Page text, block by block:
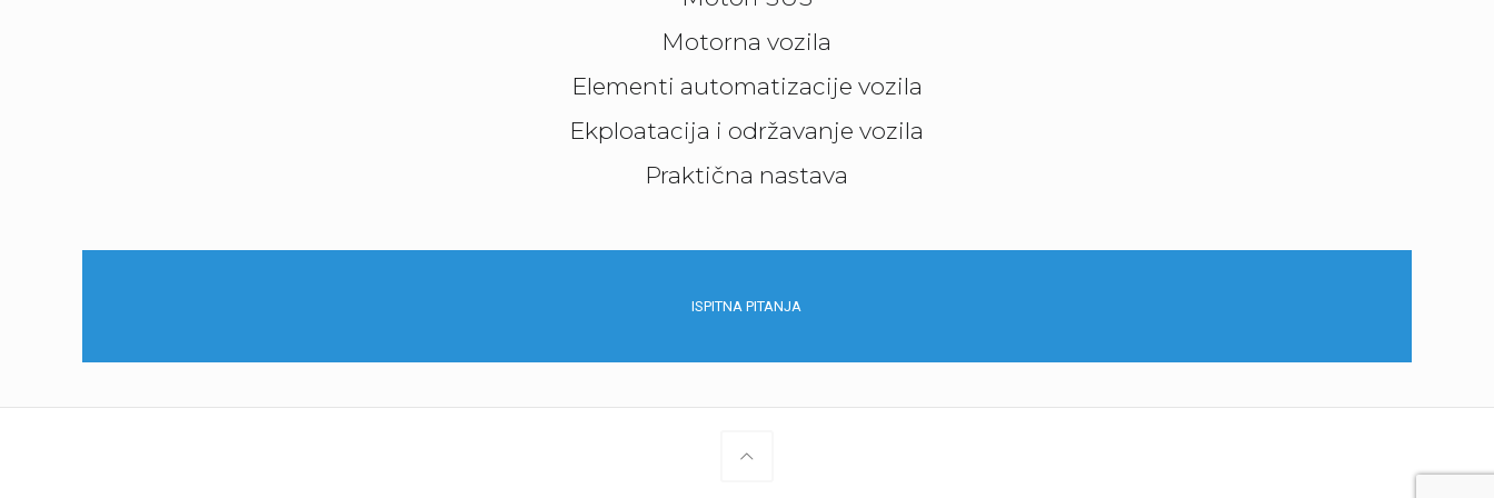
Motorna vozila
Elementi automatizacije vozila
Ekploatacija i održavanje vozila
Praktična nastava
ISPITNA PITANJA